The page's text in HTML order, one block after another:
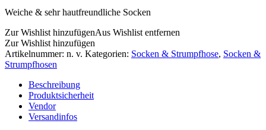
Weiche & sehr hautfreundliche Socken
Zur Wishlist hinzufügenAus Wishlist entfernen
Zur Wishlist hinzufügen
Artikelnummer: n. v. Kategorien: Socken & Strumpfhose, Socken &
Strumpfhosen
Beschreibung
Produktsicherheit
Vendor
Versandinfos